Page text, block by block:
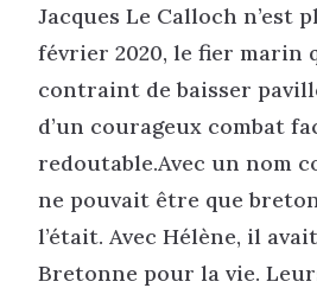
Jacques Le Calloch n’est
février 2020, le fier marin
contraint de baisser
d’un courageux combat
redoutable.Avec un nom
ne pouvait être que
l’était. Avec Hélène, il
Bretonne pour la vie.